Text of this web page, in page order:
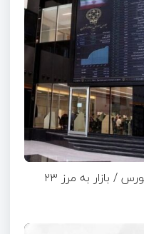
رکوردشکنی ارزش معاملات خرد بورس / بازار به مرز ۲۳